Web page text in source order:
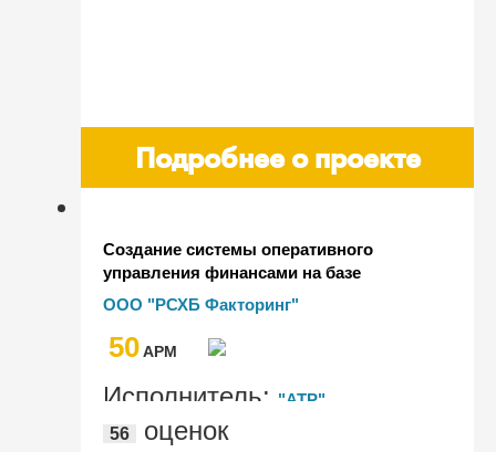
Подробнее о проекте
Создание системы оперативного
управления финансами на базе
"1С:Управление холдингом"
ООО "РСХБ Факторинг"
50AРМ
Исполнитель: "АТР"
56
оценок